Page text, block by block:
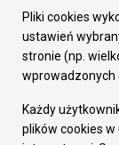
Gospodarka
Fundusze
Środki krajowe
Oferty
Pozostałe
Deklaracja
Pliki cookies
ustawień
stronie (np.
wprowadzonych
Każdy
plików cookies